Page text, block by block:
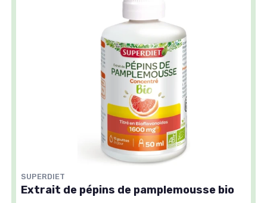
SUPERDIET
Extrait de pépins de pamplemousse bio